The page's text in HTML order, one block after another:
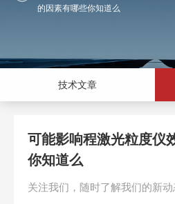
的因素有哪些你知道么
技术文章
可能影响程激光粒度仪
你知道么
关注我们，随时了解我们的新动